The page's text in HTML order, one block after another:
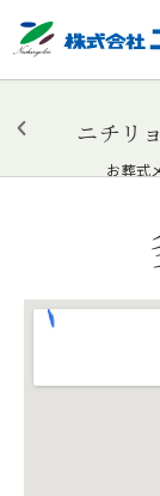
ニチリ
お葬式